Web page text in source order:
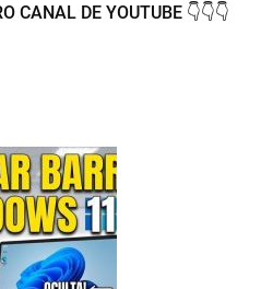
CANAL DE YOUTUBE 👇👇👇